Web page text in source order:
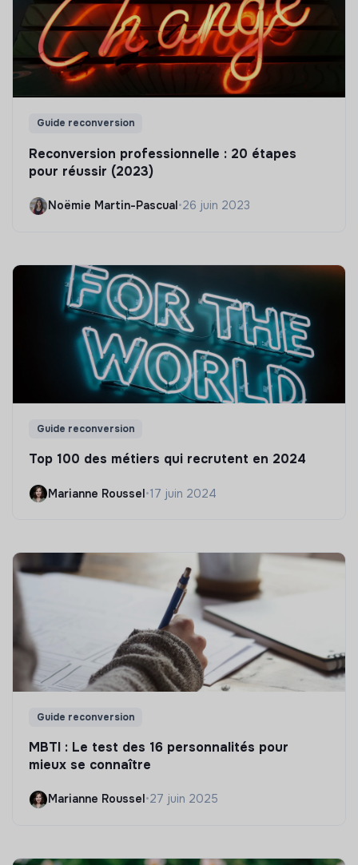
Guide reconversion
Reconversion professionnelle : 20 étapes
pour réussir (2023)
Noëmie Martin-Pascual•26 juin 2023
Guide reconversion
Top 100 des métiers qui recrutent en 2024
Marianne Roussel•17 juin 2024
Guide reconversion
MBTI : Le test des 16 personnalités pour
mieux se connaître
Marianne Roussel •27 juin 2025